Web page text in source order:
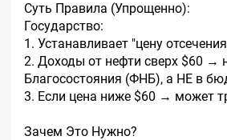
Суть Правила (Упрощенно):
Государство:
1. Устанавливает "цену
2. Доходы от нефти сверх $60 →
Благосостояния (ФНБ), а НЕ в
3. Если цена ниже $60 → может
Зачем Это Нужно?